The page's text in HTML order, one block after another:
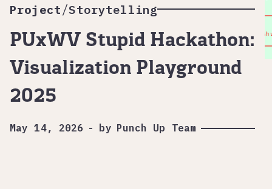
Project /Storytelling
PUxWV Stupid Hackathon:
Visualization Playground
2025
May 14, 2026 - by Punch Up Team